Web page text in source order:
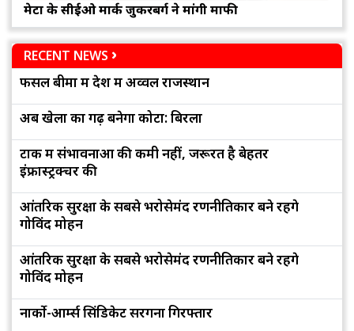
मेटा के सीईओ मार्क जुकरबर्ग ने मांगी माफी
RECENT NEWS
फसल बीमा में देश में अव्वल राजस्थान
अब खेलों का गढ़ बनेगा कोटा: बिरला
टोंक में संभावनाओं की कमी नहीं, जरूरत है बेहतर
इंफ्रास्ट्रक्चर की
आंतरिक सुरक्षा के सबसे भरोसेमंद रणनीतिकार बने रहेंगे
गोविंद मोहन
आंतरिक सुरक्षा के सबसे भरोसेमंद रणनीतिकार बने रहेंगे
गोविंद मोहन
नार्को-आर्म्स सिंडिकेट सरगना गिरफ्तार